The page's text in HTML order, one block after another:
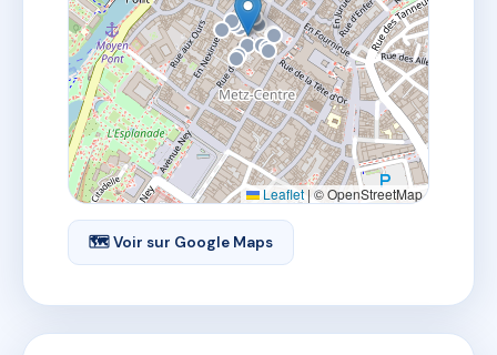
Leaflet | © OpenStreetMap
🗺 Voir sur Google Maps